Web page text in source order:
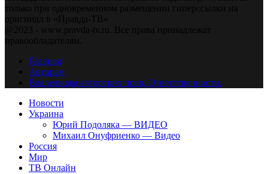
только при одновременном размещении гиперссылки на
оригинал в «Правда-ТВ»
@2023 - www.pravda-tv.ru. Все права принадлежат
правообладателям.
Главная
Авторам
Владельцам авторских прав. Ответственности.
Новости
Украина
Юрий Подоляка — ВИДЕО
Михаил Онуфриенко — Видео
Россия
Мир
ТВ Онлайн